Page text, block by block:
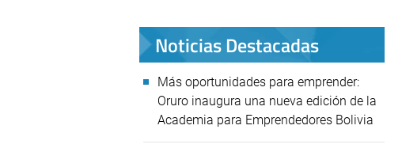
Noticias Destacadas
Más oportunidades para emprender:
Oruro inaugura una nueva edición de la
Academia para Emprendedores Bolivia